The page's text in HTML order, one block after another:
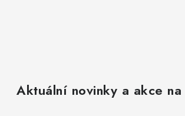
Aktuální novinky a akce na